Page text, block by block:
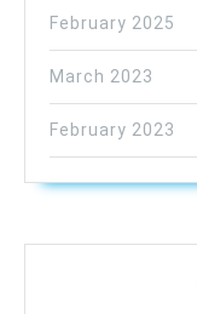
February 2025
March 2023
February 2023